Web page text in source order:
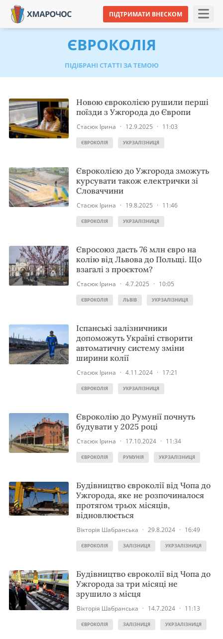
ПІДТРИМАТИ ВНЕСКОМ
ЄВРОКОЛІЯ
ПІДІБРАНІ СТАТТІ ЗА ТЕМОЮ
Новою євроколією рушили перші
поїзди з Ужгорода до Європи
Стасюк Ірина · 12.9.2025 · 11:03
ЄВРОКОЛІЯ УКРЗАЛІЗНИЦЯ
Євроколією до Ужгорода зможуть
курсувати також електрички зі
Словаччини
Стасюк Ірина · 19.8.2025 · 11:46
ЄВРОКОЛІЯ УКРЗАЛІЗНИЦЯ
Євросоюз дасть 76 млн євро на
колію від Львова до Польщі. Що
взагалі з проєктом?
Стасюк Ірина · 4.7.2025 · 10:05
ЄВРОКОЛІЯ ЛЬВІВ УКРЗАЛІЗНИЦЯ
Іспанські залізничники
допоможуть Україні створити
автоматичну систему зміни
ширини колії
Стасюк Ірина · 4.11.2024 · 17:21
ЄВРОКОЛІЯ УКРЗАЛІЗНИЦЯ
Євроколію до Румунії почнуть
будувати у 2025 році
Стасюк Ірина · 17.10.2024 · 11:34
ЄВРОКОЛІЯ РУМУНІЯ УКРЗАЛІЗНИЦЯ
Будівництво євроколії від Чопа до
Ужгорода, яке не розпочиналося
протягом трьох місяців,
відновлюється
Вікторія Шабранська · 29.8.2024 · 16:49
ЄВРОКОЛІЯ ЗАЛІЗНИЦЯ УКРЗАЛІЗНИЦЯ
Будівництво євроколії від Чопа до
Ужгорода за три місяці не
зрушило з місця
Вікторія Шабранська · 14.7.2024 · 11:13
ЄВРОКОЛІЯ ЗАЛІЗНИЦЯ УКРЗАЛІЗНИЦЯ